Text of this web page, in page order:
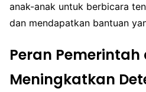
anak-anak untuk berbicara
dan mendapatkan bantuan
Peran
Meningkatkan